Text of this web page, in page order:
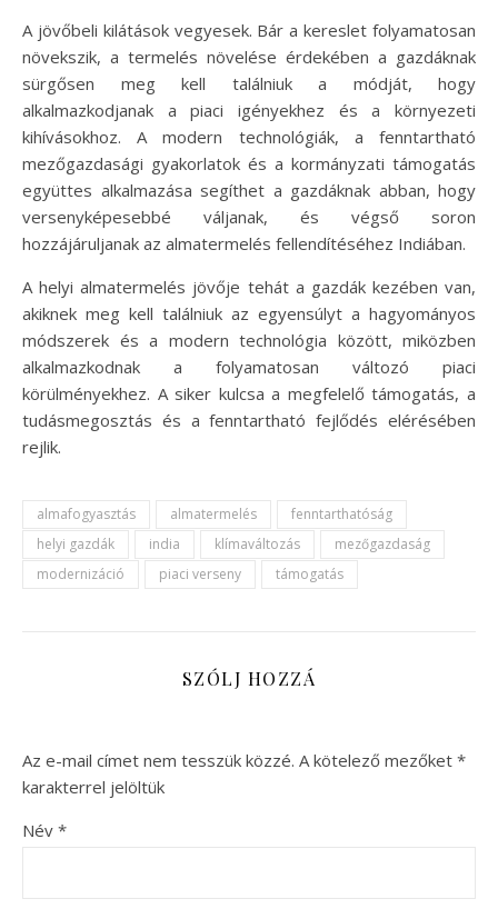
A jövőbeli kilátások vegyesek. Bár a kereslet folyamatosan
növekszik, a termelés növelése érdekében a gazdáknak
sürgősen meg kell találniuk a módját, hogy
alkalmazkodjanak a piaci igényekhez és a környezeti
kihívásokhoz. A modern technológiák, a fenntartható
mezőgazdasági gyakorlatok és a kormányzati támogatás
együttes alkalmazása segíthet a gazdáknak abban, hogy
versenyképesebbé váljanak, és végső soron
hozzájáruljanak az almatermelés fellendítéséhez Indiában.
A helyi almatermelés jövője tehát a gazdák kezében van,
akiknek meg kell találniuk az egyensúlyt a hagyományos
módszerek és a modern technológia között, miközben
alkalmazkodnak a folyamatosan változó piaci
körülményekhez. A siker kulcsa a megfelelő támogatás, a
tudásmegosztás és a fenntartható fejlődés elérésében
rejlik.
almafogyasztás almatermelés
fenntarthatóság
helyi gazdák
india klímaváltozás
mezőgazdaság
modernizáció
piaci verseny támogatás
SZÓLJ HOZZÁ
Az e-mail címet nem tesszük közzé. A kötelező mezőket *
karakterrel jelöltük
Név *